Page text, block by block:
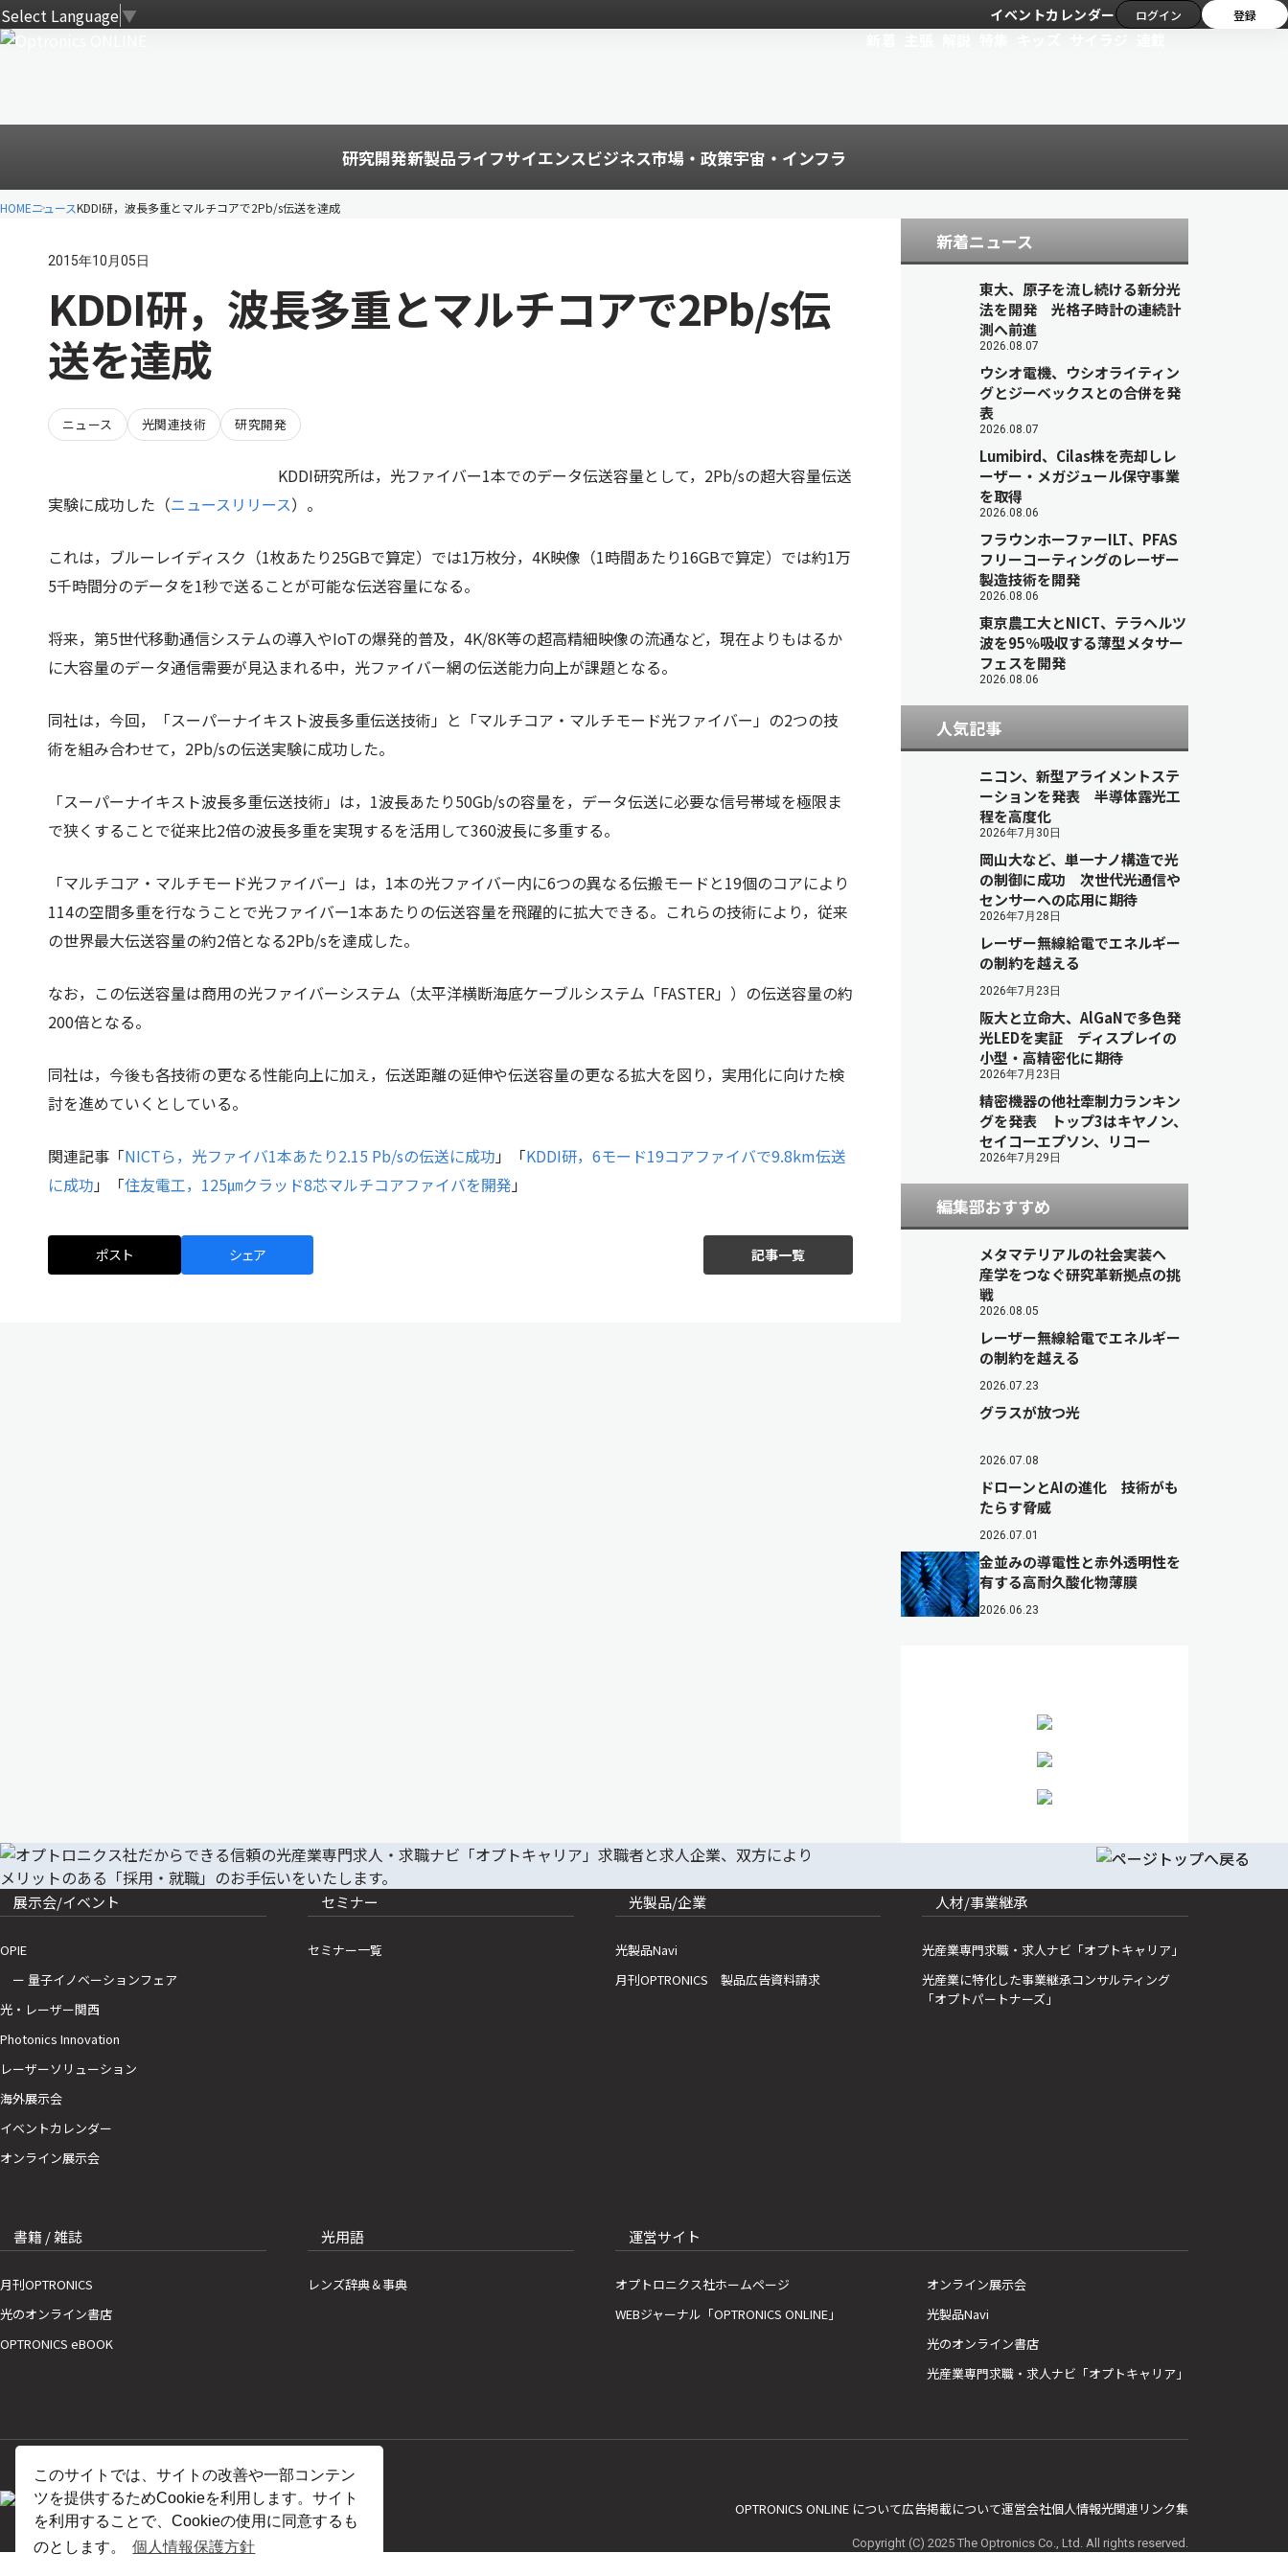
このサイトでは、サイトの改善や一部コンテン
ツを提供するためCookieを利用します。サイト
を利用することで、Cookieの使用に同意するも
のとします。
個人情報保護方針
Select Language▼ イベントカレンダー ログイン 登録
研究開発新製品ライフサイエンスビジネス市場・政策宇宙・インフラ
HOMEニュースKDDI研，波長多重とマルチコアで2Pb/s伝送を達成
2015年10月05日
KDDI研，波長多重とマルチコアで2Pb/s伝
送を達成
ニュース 光関連技術 研究開発
KDDI研究所は，光ファイバー1本でのデータ伝送容量として，2Pb/sの超大容量伝送
実験に成功した（ニュースリリース）。
これは，ブルーレイディスク（1枚あたり25GBで算定）では1万枚分，4K映像（1時間あたり16GBで算定）では約1万
5千時間分のデータを1秒で送ることが可能な伝送容量になる。
将来，第5世代移動通信システムの導入やIoTの爆発的普及，4K/8K等の超高精細映像の流通など，現在よりもはるか
に大容量のデータ通信需要が見込まれる中，光ファイバー網の伝送能力向上が課題となる。
同社は，今回，「スーパーナイキスト波長多重伝送技術」と「マルチコア・マルチモード光ファイバー」の2つの技
術を組み合わせて，2Pb/sの伝送実験に成功した。
「スーパーナイキスト波長多重伝送技術」は，1波長あたり50Gb/sの容量を，データ伝送に必要な信号帯域を極限ま
で狭くすることで従来比2倍の波長多重を実現するを活用して360波長に多重する。
「マルチコア・マルチモード光ファイバー」は，1本の光ファイバー内に6つの異なる伝搬モードと19個のコアにより
114の空間多重を行なうことで光ファイバー1本あたりの伝送容量を飛躍的に拡大できる。これらの技術により，従来
の世界最大伝送容量の約2倍となる2Pb/sを達成した。
なお，この伝送容量は商用の光ファイバーシステム（太平洋横断海底ケーブルシステム「FASTER」）の伝送容量の約
200倍となる。
同社は，今後も各技術の更なる性能向上に加え，伝送距離の延伸や伝送容量の更なる拡大を図り，実用化に向けた検
討を進めていくとしている。
関連記事「NICTら，光ファイバ1本あたり2.15 Pb/sの伝送に成功」「KDDI研，6モード19コアファイバで9.8km伝送
に成功」「住友電工，125㎛クラッド8芯マルチコアファイバを開発」
ポスト シェア 記事一覧
新着ニュース
東大、原子を流し続ける新分光
法を開発 光格子時計の連続計
測へ前進
2026.08.07
ウシオ電機、ウシオライティン
グとジーベックスとの合併を発
表
2026.08.07
Lumibird、Cilas株を売却しレ
ーザー・メガジュール保守事業
を取得
2026.08.06
フラウンホーファーILT、PFAS
フリーコーティングのレーザー
製造技術を開発
2026.08.06
東京農工大とNICT、テラヘルツ
波を95％吸収する薄型メタサー
フェスを開発
2026.08.06
人気記事
ニコン、新型アライメントステ
ーションを発表 半導体露光工
程を高度化
2026年7月30日
岡山大など、単一ナノ構造で光
の制御に成功 次世代光通信や
センサーへの応用に期待
2026年7月28日
レーザー無線給電でエネルギー
の制約を越える
2026年7月23日
阪大と立命大、AlGaNで多色発
光LEDを実証 ディスプレイの
小型・高精密化に期待
2026年7月23日
精密機器の他社牽制力ランキン
グを発表 トップ3はキヤノン、
セイコーエプソン、リコー
2026年7月29日
編集部おすすめ
メタマテリアルの社会実装へ
産学をつなぐ研究革新拠点の挑
戦
2026.08.05
レーザー無線給電でエネルギー
の制約を越える
2026.07.23
グラスが放つ光
2026.07.08
ドローンとAIの進化 技術がも
たらす脅威
2026.07.01
金並みの導電性と赤外透明性を
有する高耐久酸化物薄膜
2026.06.23
展示会/イベント
OPIE
ー 量子イノベーションフェア
光・レーザー関西
Photonics Innovation
レーザーソリューション
海外展示会
イベントカレンダー
オンライン展示会
セミナー
セミナー一覧
光製品/企業
光製品Navi
月刊OPTRONICS 製品広告資料請求
人材/事業継承
光産業専門求職・求人ナビ「オプトキャリア」
光産業に特化した事業継承コンサルティング
「オプトパートナーズ」
書籍 / 雑誌
月刊OPTRONICS
光のオンライン書店
OPTRONICS eBOOK
光用語
レンズ辞典＆事典
運営サイト
オプトロニクス社ホームページ
WEBジャーナル「OPTRONICS ONLINE」
オンライン展示会
光製品Navi
光のオンライン書店
光産業専門求職・求人ナビ「オプトキャリア」
OPTRONICS ONLINE について広告掲載について運営会社個人情報光関連リンク集
Copyright (C) 2025 The Optronics Co., Ltd. All rights reserved.